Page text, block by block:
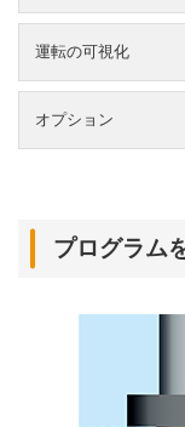
運転の可視化
オプション
プログラム